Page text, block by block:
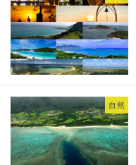
自然